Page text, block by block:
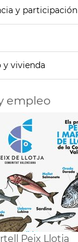
y participación
y vivienda
empleo
Peix Llotja